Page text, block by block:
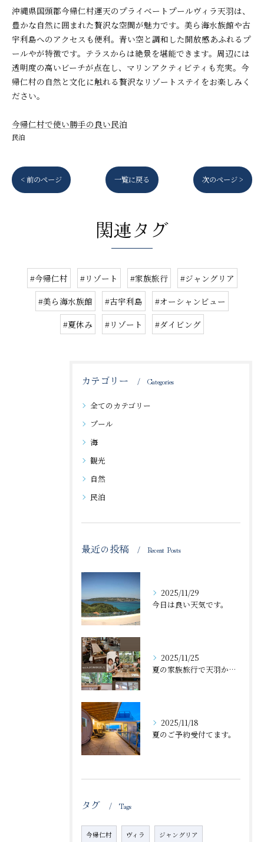
沖縄県国頭郡今帰仁村運天のプライベートプールヴィラ天羽は、
豊かな自然に囲まれた贅沢な空間が魅力です。美ら海水族館や古
宇利島へのアクセスも便利。青い空と調和した開放感あふれるプ
ールやが特徴です。テラスからは絶景を堪能できます。周辺には
透明度の高いビーチが点在し、マリンアクティビティも充実。今
帰仁村の自然と文化に触れる贅沢なリゾートステイをお楽しみく
ださい。
今帰仁村で使い勝手の良い民泊
民泊
< 前のページ 一覧に戻る 次のページ >
関連タグ
#今帰仁村 #リゾート #家族旅行
#ジャングリア
#美ら海水族館
#古宇利島
#オーシャンビュー
#夏休み
#リゾート #ダイビング
カテゴリー Categories
全てのカテゴリー
プール
海
観光
自然
民泊
最近の投稿 Recent Posts
2025/11/29
今日は良い天気です。
2025/11/25
夏の家族旅行で天羽から近くの体験工房で丼🍜作ったのが、忘れた...
2025/11/18
夏のご予約受付てます。
タグ Tags
今帰仁村 ヴィラ ジャングリア